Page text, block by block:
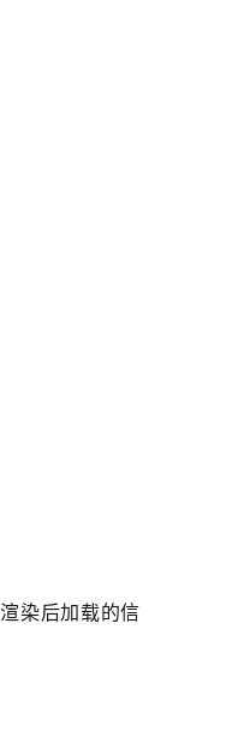
染后加载的信